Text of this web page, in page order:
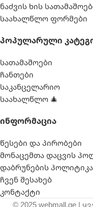
ნაძვის ხის
საახალწლო ფორმები
Პოპულარული
სათამაშოები
ჩანთები
საკანცელარიო
საახალწლო 🎄
Ინფორმაცია
წესები და პირობები
მონაცემთა დაცვის
დაბრუნების პოლიტიკა
ჩვენ შესახებ
კონტაქტი
© 2025 webmall.ge |